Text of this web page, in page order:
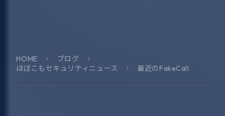
HOME
ブログ
ほぼこもセキュリティニュース
最近のFakeCall